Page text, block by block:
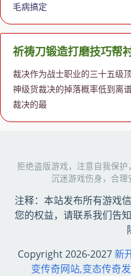
毛病搞定
祈祷刀锻造打磨技巧帮
裁决作为战士职业的三十五级
神级货裁决的掉落概率低到离
裁决的最
拒绝盗版游戏，注意自我保护
沉迷游戏伤身，合
注释：本站发布所有游戏
您的权益，请联系我们告
Copyright 2026-2027新
变传奇网站,变态传奇